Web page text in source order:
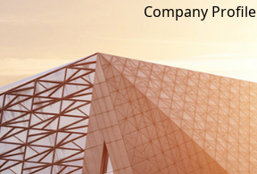
Company Profile